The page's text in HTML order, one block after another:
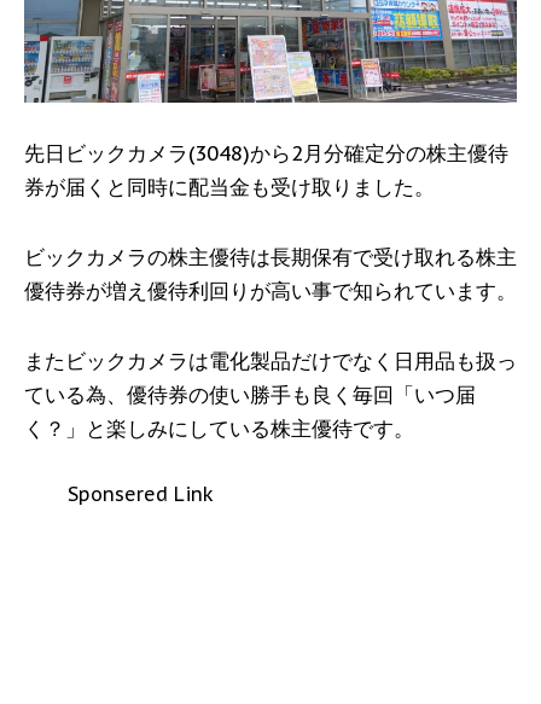
先日ビックカメラ(3048)から2月分確定分の株主優待
券が届くと同時に配当金も受け取りました。
ビックカメラの株主優待は長期保有で受け取れる株主
優待券が増え優待利回りが高い事で知られています。
またビックカメラは電化製品だけでなく日用品も扱っ
ている為、優待券の使い勝手も良く毎回「いつ届
く？」と楽しみにしている株主優待です。
Sponsered Link